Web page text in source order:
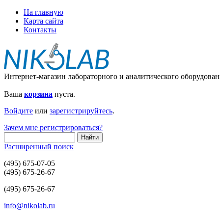
На главную
Карта сайта
Контакты
Интернет-магазин лабораторного и аналитического
Ваша корзина пуста.
Войдите или зарегистрируйтесь.
Зачем мне регистрироваться?
Расширенный поиск
(495) 675-07-05
(495) 675-26-67
(495) 675-26-67
info@nikolab.ru